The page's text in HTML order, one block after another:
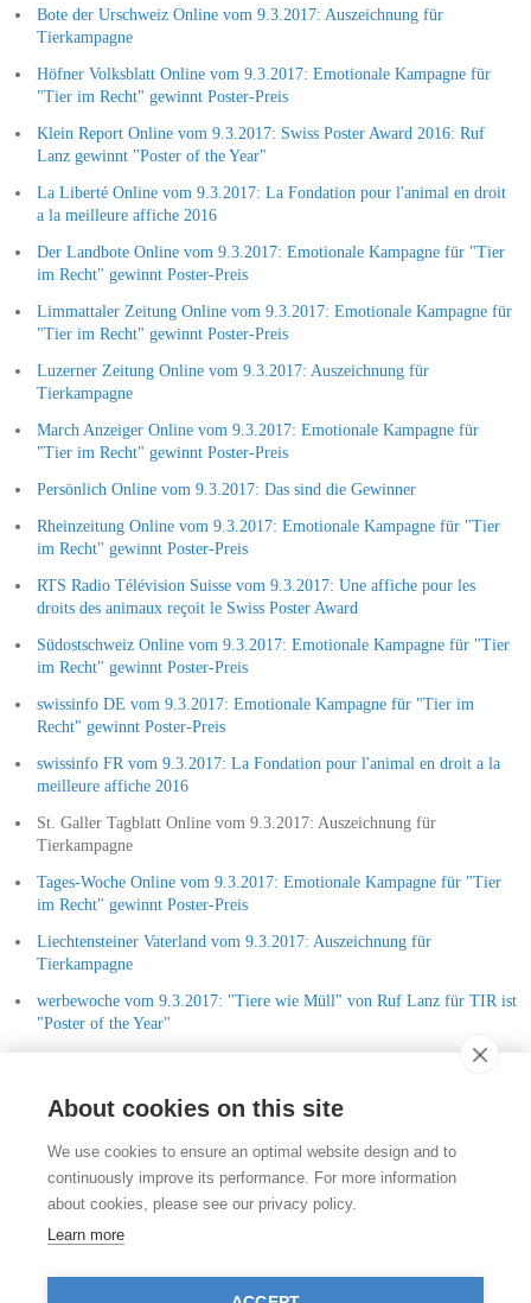
Bote der Urschweiz Online vom 9.3.2017: Auszeichnung für
Tierkampagne
Höfner Volksblatt Online vom 9.3.2017: Emotionale Kampagne für
"Tier im Recht" gewinnt Poster-Preis
Klein Report Online vom 9.3.2017: Swiss Poster Award 2016: Ruf
Lanz gewinnt "Poster of the Year"
La Liberté Online vom 9.3.2017: La Fondation pour l'animal en droit
a la meilleure affiche 2016
Der Landbote Online vom 9.3.2017: Emotionale Kampagne für "Tier
im Recht" gewinnt Poster-Preis
Limmattaler Zeitung Online vom 9.3.2017: Emotionale Kampagne für
"Tier im Recht" gewinnt Poster-Preis
Luzerner Zeitung Online vom 9.3.2017: Auszeichnung für
Tierkampagne
March Anzeiger Online vom 9.3.2017: Emotionale Kampagne für
"Tier im Recht" gewinnt Poster-Preis
Persönlich Online vom 9.3.2017: Das sind die Gewinner
Rheinzeitung Online vom 9.3.2017: Emotionale Kampagne für "Tier
im Recht" gewinnt Poster-Preis
RTS Radio Télévision Suisse vom 9.3.2017: Une affiche pour les
droits des animaux reçoit le Swiss Poster Award
Südostschweiz Online vom 9.3.2017: Emotionale Kampagne für "Tier
im Recht" gewinnt Poster-Preis
swissinfo DE vom 9.3.2017: Emotionale Kampagne für "Tier im
Recht" gewinnt Poster-Preis
swissinfo FR vom 9.3.2017: La Fondation pour l'animal en droit a la
meilleure affiche 2016
St. Galler Tagblatt Online vom 9.3.2017: Auszeichnung für
Tierkampagne
Tages-Woche Online vom 9.3.2017: Emotionale Kampagne für "Tier
im Recht" gewinnt Poster-Preis
Liechtensteiner Vaterland vom 9.3.2017: Auszeichnung für
Tierkampagne
werbewoche vom 9.3.2017: "Tiere wie Müll" von Ruf Lanz für TIR ist
"Poster of the Year"
Zürichsee-Zeitung Online vom 9.3.2017: Emotionale Kampagne für
Stiftung für das Tier im Recht (TIR)
Rigistrasse 9
CH - 8006 Zürich
info@tierimrecht.org
Ihre Spende kann von den Steuern abgezogen werden.
About cookies on this site
We use cookies to ensure an optimal website design and to
continuously improve its performance. For more information
about cookies, please see our privacy policy.
Learn more